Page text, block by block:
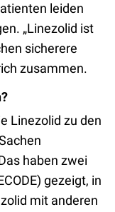
leiden
„Linezolid ist
sicherere
zusammen.
Linezolid zu den
haben zwei
gezeigt, in
mit anderen